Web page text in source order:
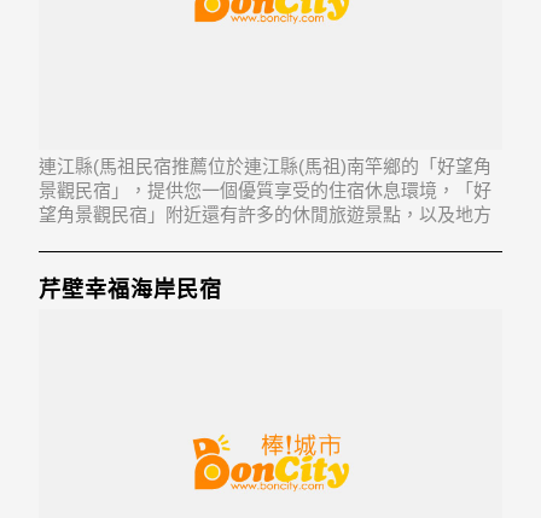
連江縣(馬祖民宿推薦位於連江縣(馬祖)南竿鄉的「好望角
景觀民宿」，提供您一個優質享受的住宿休息環境，「好
望角景觀民宿」附近還有許多的休閒旅遊景點，以及地方
芹壁幸福海岸民宿